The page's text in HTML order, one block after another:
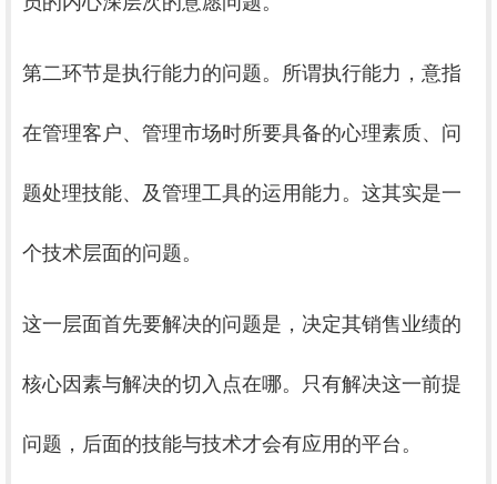
第二环节是执行能力的问题。所谓执行能力，意指
在管理客户、管理市场时所要具备的心理素质、问
题处理技能、及管理工具的运用能力。这其实是一
个技术层面的问题。
这一层面首先要解决的问题是，决定其销售业绩的
核心因素与解决的切入点在哪。只有解决这一前提
问题，后面的技能与技术才会有应用的平台。